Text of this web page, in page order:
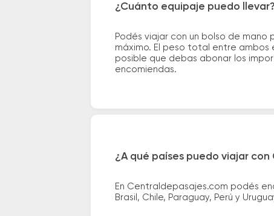
¿Cuánto equipaje puedo llevar?
Podés viajar con un bolso de
máximo. El peso total entre ambos
posible que debas abonar los
encomiendas.
¿A qué países puedo viajar con
En Centraldepasajes.com podés
Brasil, Chile, Paraguay, Perú y